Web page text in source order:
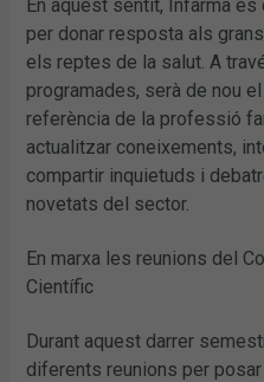
En aquest sentit, Infarma
per donar resposta als
els reptes de la salut. A
programades, serà de nou
referència de la professió
actualitzar coneixements,
compartir inquietuds i
novetats del sector.
En marxa les reunions del
Científic
Durant aquest darrer
diferents reunions per posar